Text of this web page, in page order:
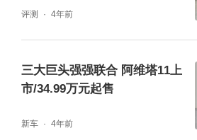
拥有高效率、高性能、高算
电驱系统工况效率超92.8%
大幅提升的同时续航几乎零折
度行业第一，以更小体积释放
维塔12三电机四驱版0-
评测 4年前
三大巨头强强联合 阿维塔11上
市/34.99万元起售
新车 4年前